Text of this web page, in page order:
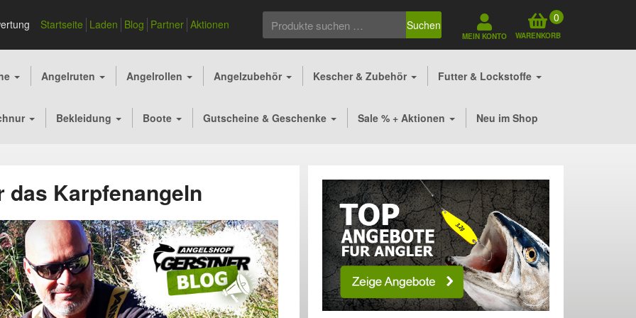
Startseite Laden Blog Partner Aktionen
nach:
Suchen
MEIN KONTO
0
WARENKORB
Angelruten Angelrollen Angelzubehör Kescher & Zubehör Futter & Lockstoffe
Bekleidung Boote Gutscheine & Geschenke Sale % + Aktionen Neu im Shop
das Karpfenangeln